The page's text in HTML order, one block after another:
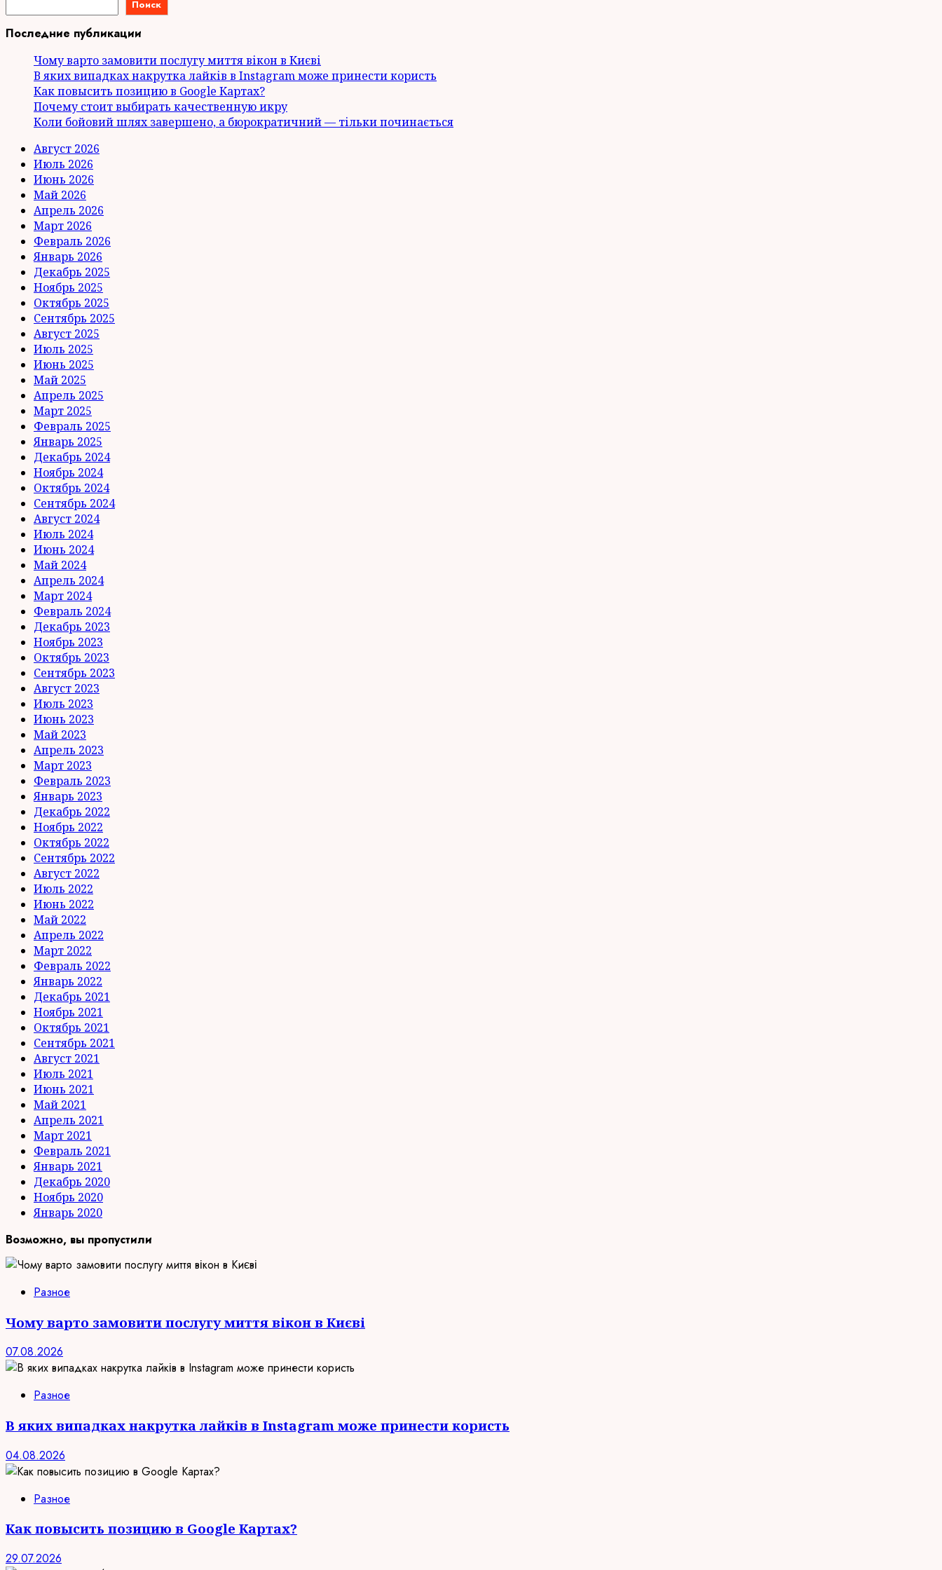
Поиск
Последние публикации
Чому варто замовити послугу миття вікон в Києві
В яких випадках накрутка лайків в Instagram може принести користь
Как повысить позицию в Google Картах?
Почему стоит выбирать качественную икру
Коли бойовий шлях завершено, а бюрократичний — тільки починається
Август 2026
Июль 2026
Июнь 2026
Май 2026
Апрель 2026
Март 2026
Февраль 2026
Январь 2026
Декабрь 2025
Ноябрь 2025
Октябрь 2025
Сентябрь 2025
Август 2025
Июль 2025
Июнь 2025
Май 2025
Апрель 2025
Март 2025
Февраль 2025
Январь 2025
Декабрь 2024
Ноябрь 2024
Октябрь 2024
Сентябрь 2024
Август 2024
Июль 2024
Июнь 2024
Май 2024
Апрель 2024
Март 2024
Февраль 2024
Декабрь 2023
Ноябрь 2023
Октябрь 2023
Сентябрь 2023
Август 2023
Июль 2023
Июнь 2023
Май 2023
Апрель 2023
Март 2023
Февраль 2023
Январь 2023
Декабрь 2022
Ноябрь 2022
Октябрь 2022
Сентябрь 2022
Август 2022
Июль 2022
Июнь 2022
Май 2022
Апрель 2022
Март 2022
Февраль 2022
Январь 2022
Декабрь 2021
Ноябрь 2021
Октябрь 2021
Сентябрь 2021
Август 2021
Июль 2021
Июнь 2021
Май 2021
Апрель 2021
Март 2021
Февраль 2021
Январь 2021
Декабрь 2020
Ноябрь 2020
Январь 2020
Возможно, вы пропустили
Разное
Чому варто замовити послугу миття вікон в Києві
07.08.2026
Разное
В яких випадках накрутка лайків в Instagram може принести користь
04.08.2026
Разное
Как повысить позицию в Google Картах?
29.07.2026